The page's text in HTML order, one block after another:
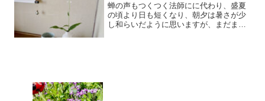
蝉の声もつくつく法師にに代わり、盛夏
の頃より日も短くなり、朝夕は暑さが少
し和らいだように思いますが、まだまだ